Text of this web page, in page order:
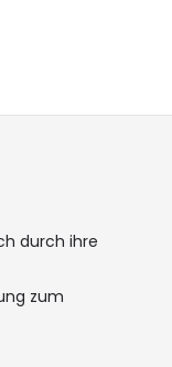
durch ihre
zum